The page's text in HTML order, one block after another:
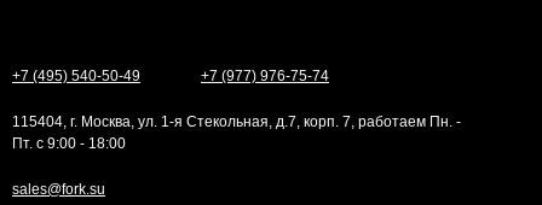
+7 (495) 540-50-49 +7 (977) 976-75-74
115404, г. Москва, ул. 1-я Стекольная, д.7, корп. 7, работаем Пн. -
Пт. с 9:00 - 18:00
sales@fork.su